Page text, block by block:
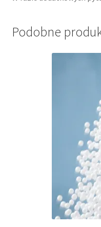
Podobne